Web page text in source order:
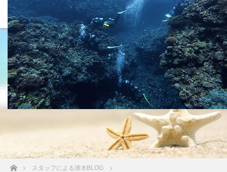
沖縄の海 BLOG
ホームスタッフによる潜水BLOG